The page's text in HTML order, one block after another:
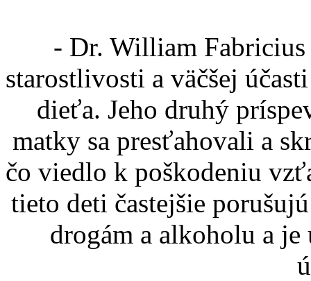
- Dr. William
starostlivosti a väčšej
dieťa. Jeho druhý
matky sa presťahovali a
čo viedlo k poškodeniu
tieto deti častejšie
drogám a alkoholu a